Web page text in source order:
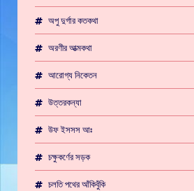
অপু দুর্গার কতকথা
অরণীর আত্মকথা
আরোগ্য নিকেতন
উত্তরকন্যা
উফ ইসসস আঃ
চক্ষুকর্ণের সড়ক
চলতি পথের আঁকিবুঁকি